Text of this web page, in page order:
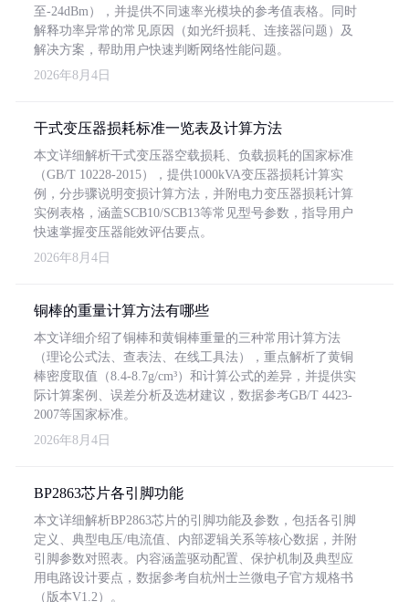
至-24dBm），并提供不同速率光模块的参考值表格。同时
解释功率异常的常见原因（如光纤损耗、连接器问题）及
解决方案，帮助用户快速判断网络性能问题。
2026年8月4日
干式变压器损耗标准一览表及计算方法
本文详细解析干式变压器空载损耗、负载损耗的国家标准
（GB/T 10228-2015），提供1000kVA变压器损耗计算实
例，分步骤说明变损计算方法，并附电力变压器损耗计算
实例表格，涵盖SCB10/SCB13等常见型号参数，指导用户
快速掌握变压器能效评估要点。
2026年8月4日
铜棒的重量计算方法有哪些
本文详细介绍了铜棒和黄铜棒重量的三种常用计算方法
（理论公式法、查表法、在线工具法），重点解析了黄铜
棒密度取值（8.4-8.7g/cm³）和计算公式的差异，并提供实
际计算案例、误差分析及选材建议，数据参考GB/T 4423-
2007等国家标准。
2026年8月4日
BP2863芯片各引脚功能
本文详细解析BP2863芯片的引脚功能及参数，包括各引脚
定义、典型电压/电流值、内部逻辑关系等核心数据，并附
引脚参数对照表。内容涵盖驱动配置、保护机制及典型应
用电路设计要点，数据参考自杭州士兰微电子官方规格书
（版本V1.2）。